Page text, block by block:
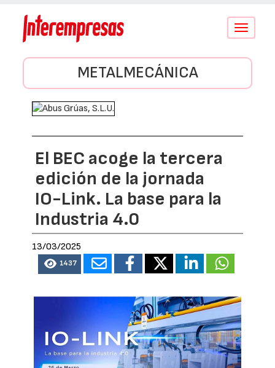
Conmutar
METALMECÁNICA
El BEC acoge la tercera
edición de la jornada
IO-Link. La base para la
Industria 4.0
13/03/2025
1437